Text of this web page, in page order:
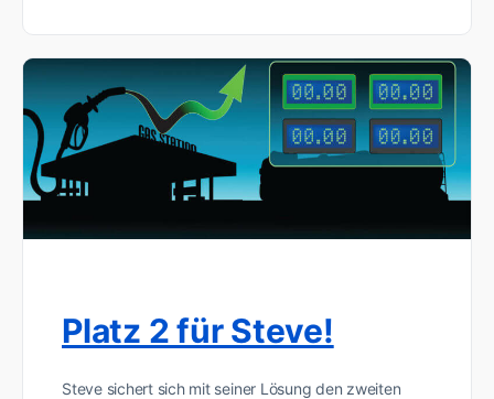
Platz 2 für Steve!
Steve sichert sich mit seiner Lösung den zweiten